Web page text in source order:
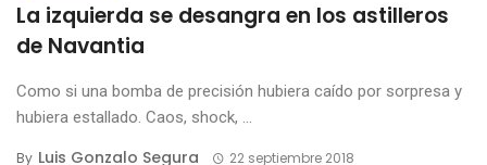
La izquierda se desangra en los astilleros
de Navantia
Como si una bomba de precisión hubiera caído por sorpresa y
hubiera estallado. Caos, shock, ...
By Luis Gonzalo Segura 22 septiembre 2018